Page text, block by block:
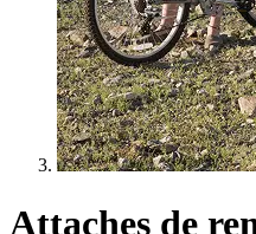
Attaches de